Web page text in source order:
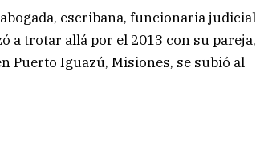
escribana, funcionaria judicial
a trotar allá por el 2013 con su pareja,
Puerto Iguazú, Misiones, se subió al